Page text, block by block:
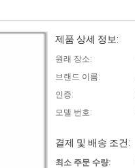
제품 상세 정보:
원래 장소:
브랜드 이름:
인증:
모델 번호:
결제 및 배송 조건:
최소 주문 수량: